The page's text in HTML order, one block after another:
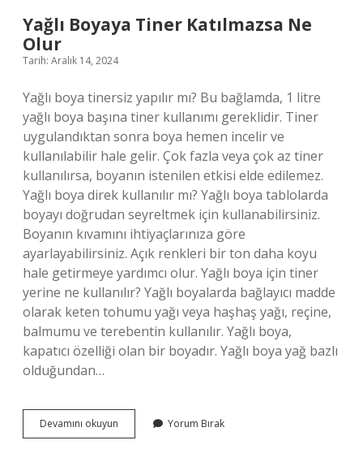
Yağlı Boyaya Tiner Katılmazsa Ne
Olur
Tarih: Aralık 14, 2024
Yağlı boya tinersiz yapılır mı? Bu bağlamda, 1 litre
yağlı boya başına tiner kullanımı gereklidir. Tiner
uygulandıktan sonra boya hemen incelir ve
kullanılabilir hale gelir. Çok fazla veya çok az tiner
kullanılırsa, boyanın istenilen etkisi elde edilemez.
Yağlı boya direk kullanılır mı? Yağlı boya tablolarda
boyayı doğrudan seyreltmek için kullanabilirsiniz.
Boyanın kıvamını ihtiyaçlarınıza göre
ayarlayabilirsiniz. Açık renkleri bir ton daha koyu
hale getirmeye yardımcı olur. Yağlı boya için tiner
yerine ne kullanılır? Yağlı boyalarda bağlayıcı madde
olarak keten tohumu yağı veya haşhaş yağı, reçine,
balmumu ve terebentin kullanılır. Yağlı boya,
kapatıcı özelliği olan bir boyadır. Yağlı boya yağ bazlı
olduğundan…
Devamını okuyun
Boyaya
Yorum Bırak